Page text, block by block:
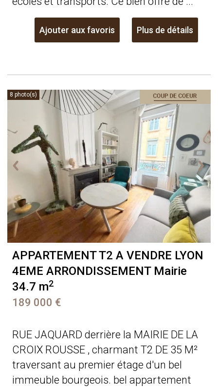
Ajouter aux favoris Plus de détails
8 photo(s)
APPARTEMENT T2 A VENDRE LYON
4EME ARRONDISSEMENT Mairie
34.7 m2
189 000 €
RUE JAQUARD derrière la MAIRIE DE LA
CROIX ROUSSE , charmant T2 DE 35 M²
traversant au premier étage d'un bel
immeuble bourgeois. bel appartement